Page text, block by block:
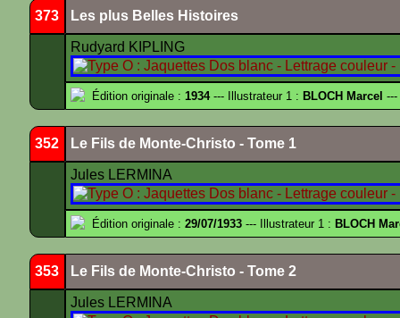
373 Les plus Belles Histoires
Rudyard KIPLING
Édition originale : 1934--- Illustrateur 1 : BLOCH Marcel ---
352 Le Fils de Monte-Christo - Tome 1
Jules LERMINA
Édition originale : 29/07/1933 --- Illustrateur 1 : BLOCH
353 Le Fils de Monte-Christo - Tome 2
Jules LERMINA